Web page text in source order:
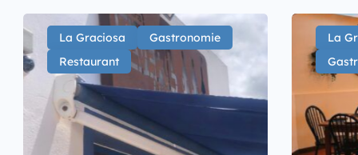
La Graciosa
Gastronomie
Restaurant
La